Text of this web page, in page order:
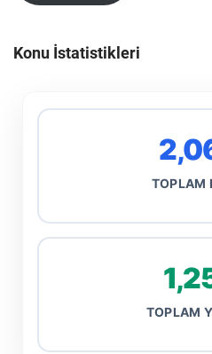
Konu İstatistikleri
TOPLAM
TOPLAM